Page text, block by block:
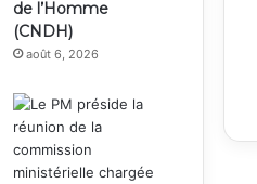
de l’Homme
(CNDH)
août 6, 2026